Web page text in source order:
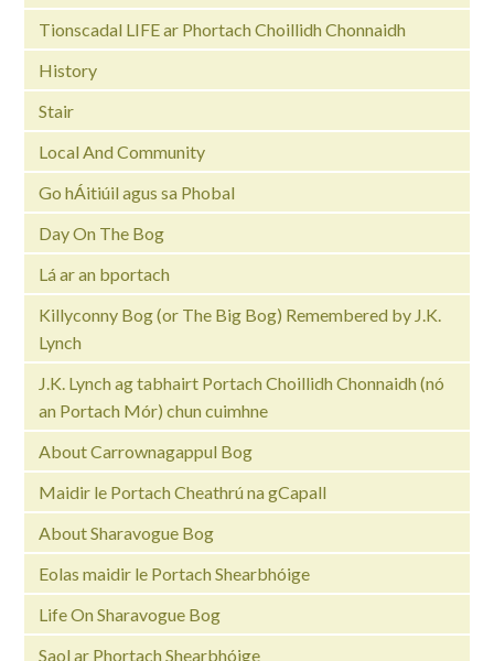
Tionscadal LIFE ar Phortach Choillidh Chonnaidh
History
Stair
Local And Community
Go hÁitiúil agus sa Phobal
Day On The Bog
Lá ar an bportach
Killyconny Bog (or The Big Bog) Remembered by J.K.
Lynch
J.K. Lynch ag tabhairt Portach Choillidh Chonnaidh (nó
an Portach Mór) chun cuimhne
About Carrownagappul Bog
Maidir le Portach Cheathrú na gCapall
About Sharavogue Bog
Eolas maidir le Portach Shearbhóige
Life On Sharavogue Bog
Saol ar Phortach Shearbhóige